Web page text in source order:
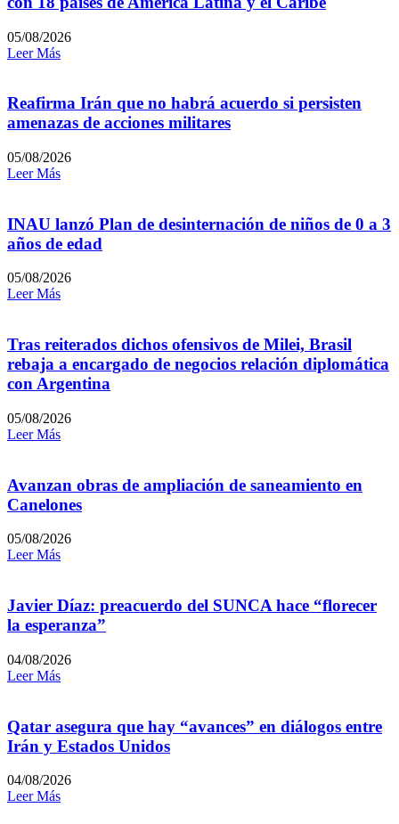
05/08/2026
Leer Más
Reafirma Irán que no habrá acuerdo si persisten
amenazas de acciones militares
05/08/2026
Leer Más
INAU lanzó Plan de desinternación de niños de 0 a 3
años de edad
05/08/2026
Leer Más
Tras reiterados dichos ofensivos de Milei, Brasil
rebaja a encargado de negocios relación diplomática
con Argentina
05/08/2026
Leer Más
Avanzan obras de ampliación de saneamiento en
Canelones
05/08/2026
Leer Más
Javier Díaz: preacuerdo del SUNCA hace “florecer
la esperanza”
04/08/2026
Leer Más
Qatar asegura que hay “avances” en diálogos entre
Irán y Estados Unidos
04/08/2026
Leer Más